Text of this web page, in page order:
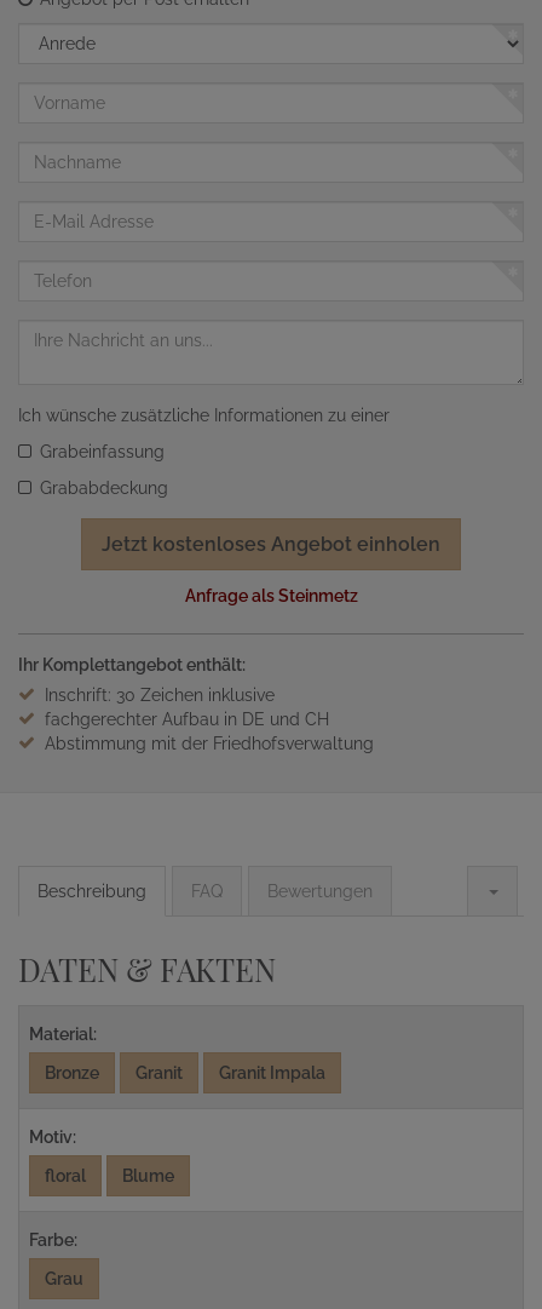
Anrede
Vorname
Nachname
Telefon
Nachricht
Ich wünsche zusätzliche Informationen zu einer
Grabeinfassung
Grababdeckung
Jetzt kostenloses Angebot einholen
Anfrage als Steinmetz
Ihr Komplettangebot enthält:
Inschrift: 30 Zeichen inklusive
fachgerechter Aufbau in DE und CH
Abstimmung mit der Friedhofsverwaltung
Beschreibung FAQ Bewertungen
DATEN & FAKTEN
Material:
Bronze
Granit Granit Impala
Motiv:
floral
Blume
Farbe:
Grau